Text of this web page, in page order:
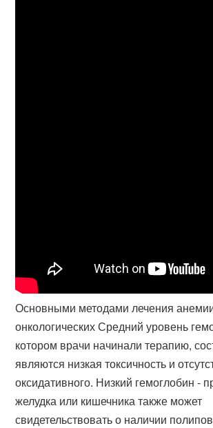
Основными методами лечения
онкологических Средний уровень
котором врачи начинали терапию,
являются низкая токсичность и
оксидативного. Низкий гемоглобин -
желудка или кишечника также может
свидетельствовать о наличии